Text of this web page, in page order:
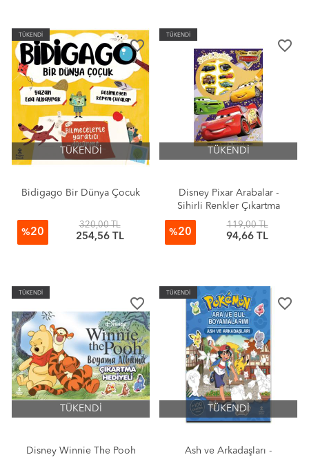
TÜKENDİ
favorite_border
TÜKENDİ
Bidigago Bir Dünya Çocuk
%20
320,00 TL
254,56 TL
TÜKENDİ
favorite_border
TÜKENDİ
Disney Pixar Arabalar -
Sihirli Renkler Çıkartma
Hediyeli Boyama Kitabı
%20
119,00 TL
94,66 TL
TÜKENDİ
favorite_border
TÜKENDİ
Disney Winnie The Pooh
TÜKENDİ
favorite_border
TÜKENDİ
Ash ve Arkadaşları -